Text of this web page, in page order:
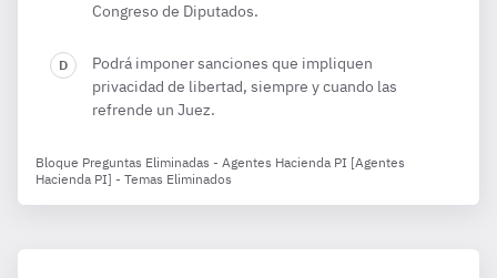
Congreso de Diputados.
Podrá imponer sanciones que impliquen
privacidad de libertad, siempre y cuando las
refrende un Juez.
Bloque Preguntas Eliminadas - Agentes Hacienda PI [Agentes
Hacienda PI] - Temas Eliminados